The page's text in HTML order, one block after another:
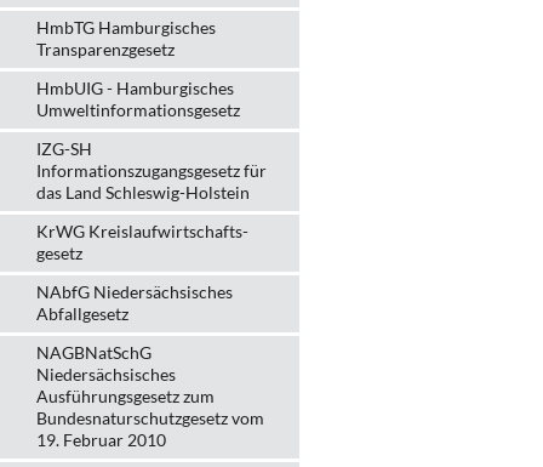
HmbTG Hamburgisches
Transparenzgesetz
HmbUIG - Hamburgisches
Umweltinformationsgesetz
IZG-SH
Informationszugangsgesetz für
das Land Schleswig-Holstein
KrWG Kreislaufwirtschafts­
gesetz
NAbfG Niedersächsisches
Abfallgesetz
NAGBNatSchG
Niedersächsisches
Ausführungsgesetz zum
Bundesnaturschutzgesetz vom
19. Februar 2010